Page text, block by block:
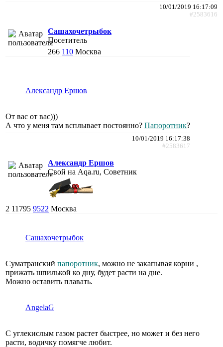
10/01/2019 16:17:09
#2583616
Сашахочетрыбок
Посетитель
266 110 Москва
Александр Ершов
От вас от вас)))
А что у меня там всплывает постоянно? Папоротник?
10/01/2019 16:17:38
#2583617
Александр Ершов
Свой на Aqa.ru, Советник
2 11795 9522 Москва
Сашахочетрыбок
Суматранский папоротник, можно не закапывая корни ,
прижать шпилькой ко дну, будет расти на дне.
Можно оставить плавать.
AngelaG
С углекислым газом растет быстрее, но может и без него
расти, водичку помягче любит.